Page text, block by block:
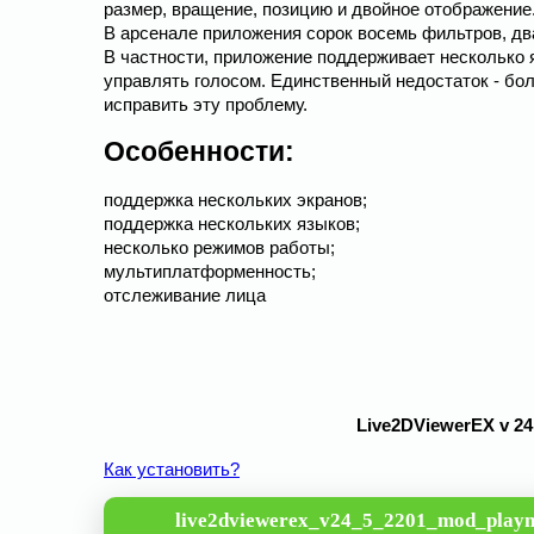
размер, вращение, позицию и двойное
В арсенале приложения сорок восемь фильтров,
В частности, приложение поддерживает
управлять голосом. Единственный недостаток -
исправить эту проблему.
Особенности:
поддержка нескольких экранов;
поддержка нескольких языков;
несколько режимов работы;
мультиплатформенность;
отслеживание лица
Live2DViewerEX v
Как установить?